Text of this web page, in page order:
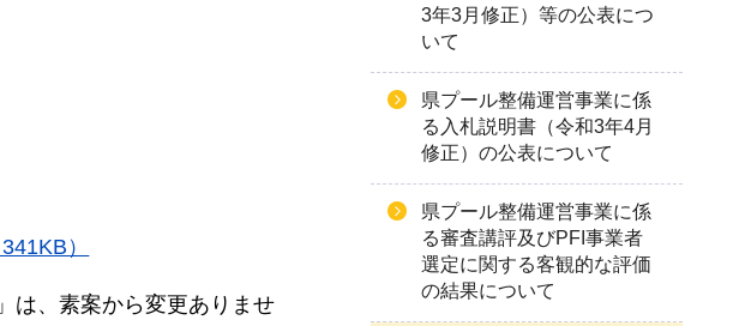
）
は、素案から変更ありませ
3年3月修正）等の公表につ
いて
県プール整備運営事業に係
る入札説明書（令和3年4月
修正）の公表について
県プール整備運営事業に係
る審査講評及びPFI事業者
選定に関する客観的な評価
の結果について